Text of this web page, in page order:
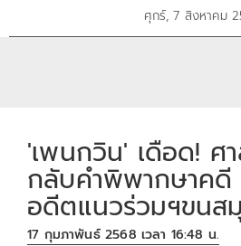
ศุกร์, 7 สิงหาคม
'เพนกวิน' เดือด! ศ
กลับคำพิพากษาคดี
อดีตแนวร่วมฯขนส
17 กุมภาพันธ์ 2568 เวลา 16:48 น.